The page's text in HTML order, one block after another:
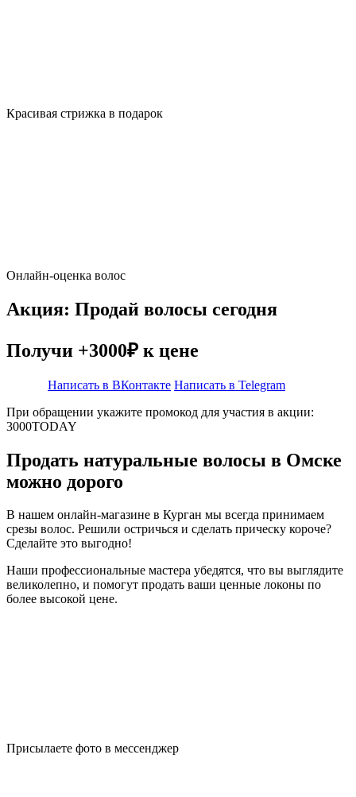
Красивая стрижка в подарок
Онлайн-оценка волос
Акция: Продай волосы сегодня
Получи +3000₽ к цене
Написать в ВКонтакте Написать в Telegram
При обращении укажите промокод для участия в акции:
3000TODAY
Продать натуральные волосы в Омске
можно дорого
В нашем онлайн-магазине в Курган мы всегда принимаем
срезы волос. Решили остричься и сделать прическу короче?
Сделайте это выгодно!
Наши профессиональные мастера убедятся, что вы выглядите
великолепно, и помогут продать ваши ценные локоны по
более высокой цене.
Присылаете фото в мессенджер